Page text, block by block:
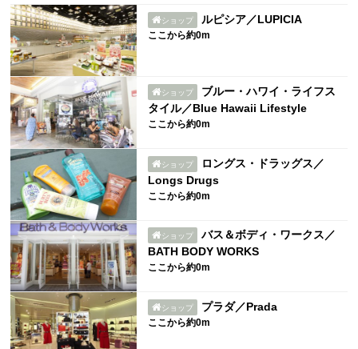
ショップ ルピシア／LUPICIA
ここから約0m
ショップ
ブルー・ハワイ・ライフス
タイル／Blue Hawaii Lifestyle
ここから約0m
ショップ
ロングス・ドラッグス／
Longs Drugs
ここから約0m
ショップ
バス＆ボディ・ワークス／
BATH BODY WORKS
ここから約0m
ショップ プラダ／Prada
ここから約0m